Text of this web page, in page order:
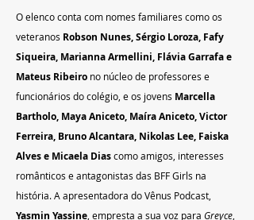
O elenco conta com nomes familiares como os
veteranos Robson Nunes, Sérgio Loroza, Fafy
Siqueira, Marianna Armellini, Flávia Garrafa e
Mateus Ribeiro no núcleo de professores e
funcionários do colégio, e os jovens Marcella
Bartholo, Maya Aniceto, Maíra Aniceto, Victor
Ferreira, Bruno Alcantara, Nikolas Lee, Faiska
Alves e Micaela Dias como amigos, interesses
românticos e antagonistas das BFF Girls na
história. A apresentadora do Vênus Podcast,
Yasmin Yassine, empresta a sua voz para Greyce,